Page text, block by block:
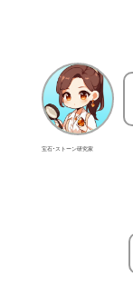
宝石･ストーン研究家